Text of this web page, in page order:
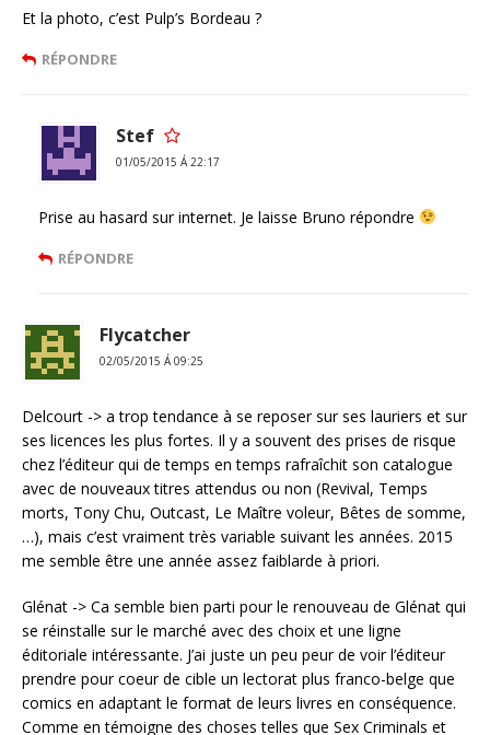
Et la photo, c’est Pulp’s Bordeau ?
RÉPONDRE
Stef
01/05/2015 Á 22:17
Prise au hasard sur internet. Je laisse Bruno répondre
RÉPONDRE
Flycatcher
02/05/2015 Á 09:25
Delcourt -> a trop tendance à se reposer sur ses lauriers et sur
ses licences les plus fortes. Il y a souvent des prises de risque
chez l’éditeur qui de temps en temps rafraîchit son catalogue
avec de nouveaux titres attendus ou non (Revival, Temps
morts, Tony Chu, Outcast, Le Maître voleur, Bêtes de somme,
…), mais c’est vraiment très variable suivant les années. 2015
me semble être une année assez faiblarde à priori.
Glénat -> Ca semble bien parti pour le renouveau de Glénat qui
se réinstalle sur le marché avec des choix et une ligne
éditoriale intéressante. J’ai juste un peu peur de voir l’éditeur
prendre pour coeur de cible un lectorat plus franco-belge que
comics en adaptant le format de leurs livres en conséquence.
Comme en témoigne des choses telles que Sex Criminals et